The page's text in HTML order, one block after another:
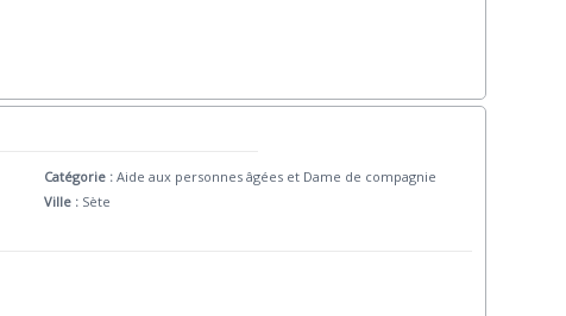
Catégorie : Aide aux personnes âgées et Dame de compagnie
Ville : Sète